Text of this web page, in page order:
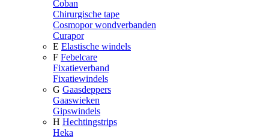
Coban
Chirurgische tape
Cosmopor wondverbanden
Curapor
E Elastische windels
F Febelcare
Fixatieverband
Fixatiewindels
G Gaasdeppers
Gaaswieken
Gipswindels
H Hechtingstrips
Heka